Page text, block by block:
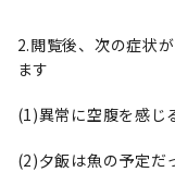
2.閲覧後、次の症状
ます
(1)異常に空腹を感じ
(2)夕飯は魚の予定だ